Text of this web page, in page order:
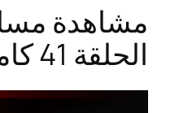
مشاهدة
الحلقة 41 كاملة بدقة HD